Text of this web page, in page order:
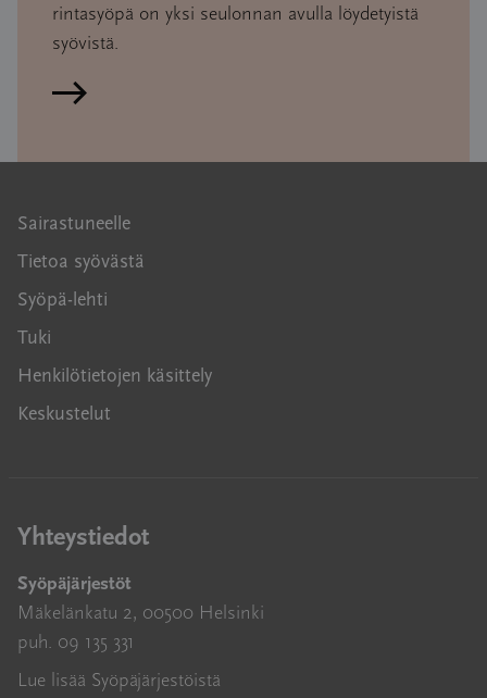
rintasyöpä on yksi seulonnan avulla löydetyistä
syövistä.
Lue artikkeli
Sairastuneelle
Tietoa syövästä
Syöpä-lehti
Tuki
Henkilötietojen käsittely
Keskustelut
Yhteystiedot
Syöpäjärjestöt
Mäkelänkatu 2, 00500 Helsinki
puh. 09 135 331
Lue lisää Syöpäjärjestöistä